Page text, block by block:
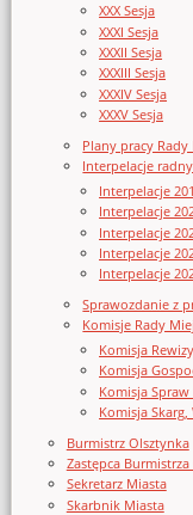
XXX Sesja
XXXI Sesja
XXXII Sesja
XXXIII Sesja
XXXIV Sesja
XXXV Sesja
Plany pracy Rady
Interpelacje
Interpelacje
Interpelacje
Interpelacje
Interpelacje
Interpelacje
Sprawozdanie z
Komisje Rady
Komisja
Komisja
Komisja Spraw
Komisja
Burmistrz Olsztynka
Zastępca
Sekretarz Miasta
Skarbnik Miasta